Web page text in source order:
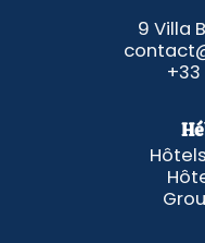
9 Villa
+33